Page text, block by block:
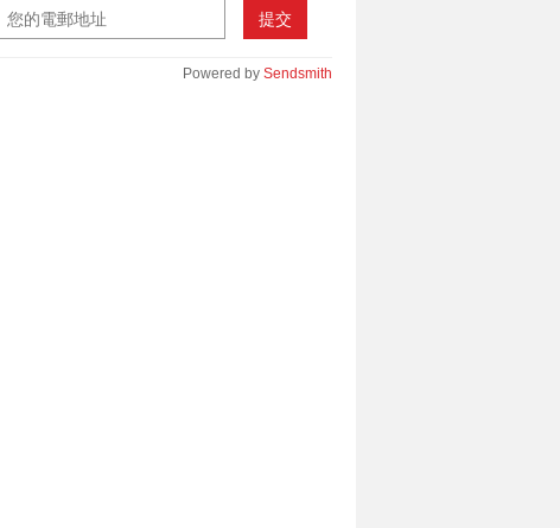
提交
Powered by Sendsmith